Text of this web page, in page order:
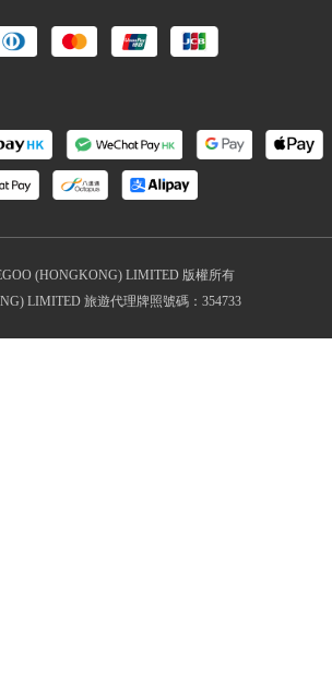
(HONGKONG) LIMITED 版權所有
LIMITED 旅遊代理牌照號碼：354733